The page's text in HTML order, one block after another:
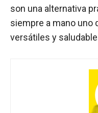
son una alternativa
siempre a mano uno
versátiles y